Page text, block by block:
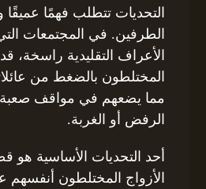
التحديات تتطلب فهمًا
الطرفين. في المجتمعات
الأعراف التقليدية راسخة،
المختلطون بالضغط من
مما يضعهم في مواقف
الرفض أو الغربة.
أحد التحديات الأساسية هو
الأزواج المختلطون أنفسهم